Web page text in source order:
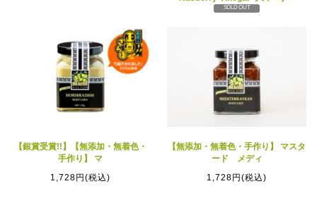
SOLD OUT
【銀賞受賞!!】【無添加・無着色・
手作り】 マ
1,728円(税込)
【無添加・無着色・手作り】 マスタ
ード メディ
1,728円(税込)